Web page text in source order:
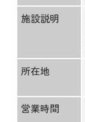
施設説明
所在地
営業時間